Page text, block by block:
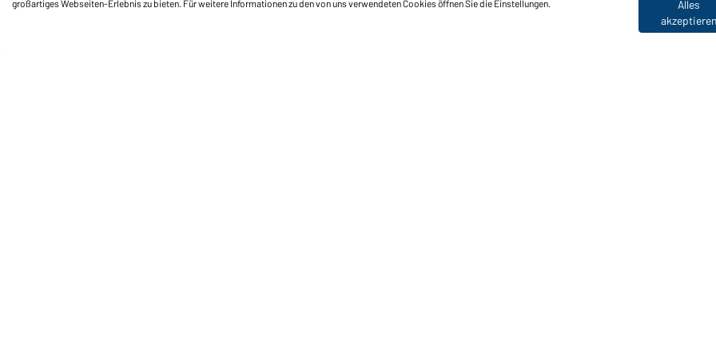
großartiges Webseiten-Erlebnis zu bieten. Für weitere Informationen zu den von uns verwendeten Cookies öffnen Sie die Einstellungen.
Alles
akzeptieren